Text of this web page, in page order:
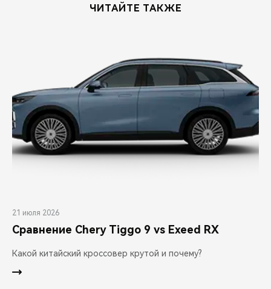
ЧИТАЙТЕ ТАКЖЕ
21 июля 2026
Сравнение Chery Tiggo 9 vs Exeed RX
Какой китайский кроссовер крутой и почему?